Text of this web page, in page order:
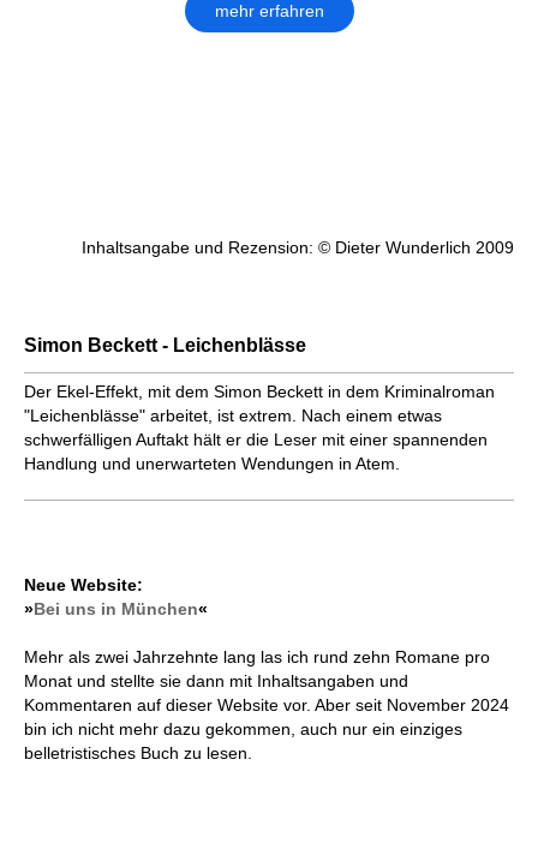
mehr erfahren
Inhaltsangabe und Rezension: © Dieter Wunderlich 2009
Simon Beckett - Leichenblässe
Der Ekel-Effekt, mit dem Simon Beckett in dem Kriminalroman
"Leichenblässe" arbeitet, ist extrem. Nach einem etwas
schwerfälligen Auftakt hält er die Leser mit einer spannenden
Handlung und unerwarteten Wendungen in Atem.
Neue Website:
»Bei uns in München«
Mehr als zwei Jahrzehnte lang las ich rund zehn Romane pro
Monat und stellte sie dann mit Inhaltsangaben und
Kommentaren auf dieser Website vor. Aber seit November 2024
bin ich nicht mehr dazu gekommen, auch nur ein einziges
belletristisches Buch zu lesen.